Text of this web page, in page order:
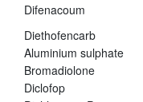
Difenacoum
Diethofencarb
Aluminium sulphate
Bromadiolone
Diclofop